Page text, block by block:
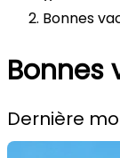
Bonnes
Bonnes
Dernière